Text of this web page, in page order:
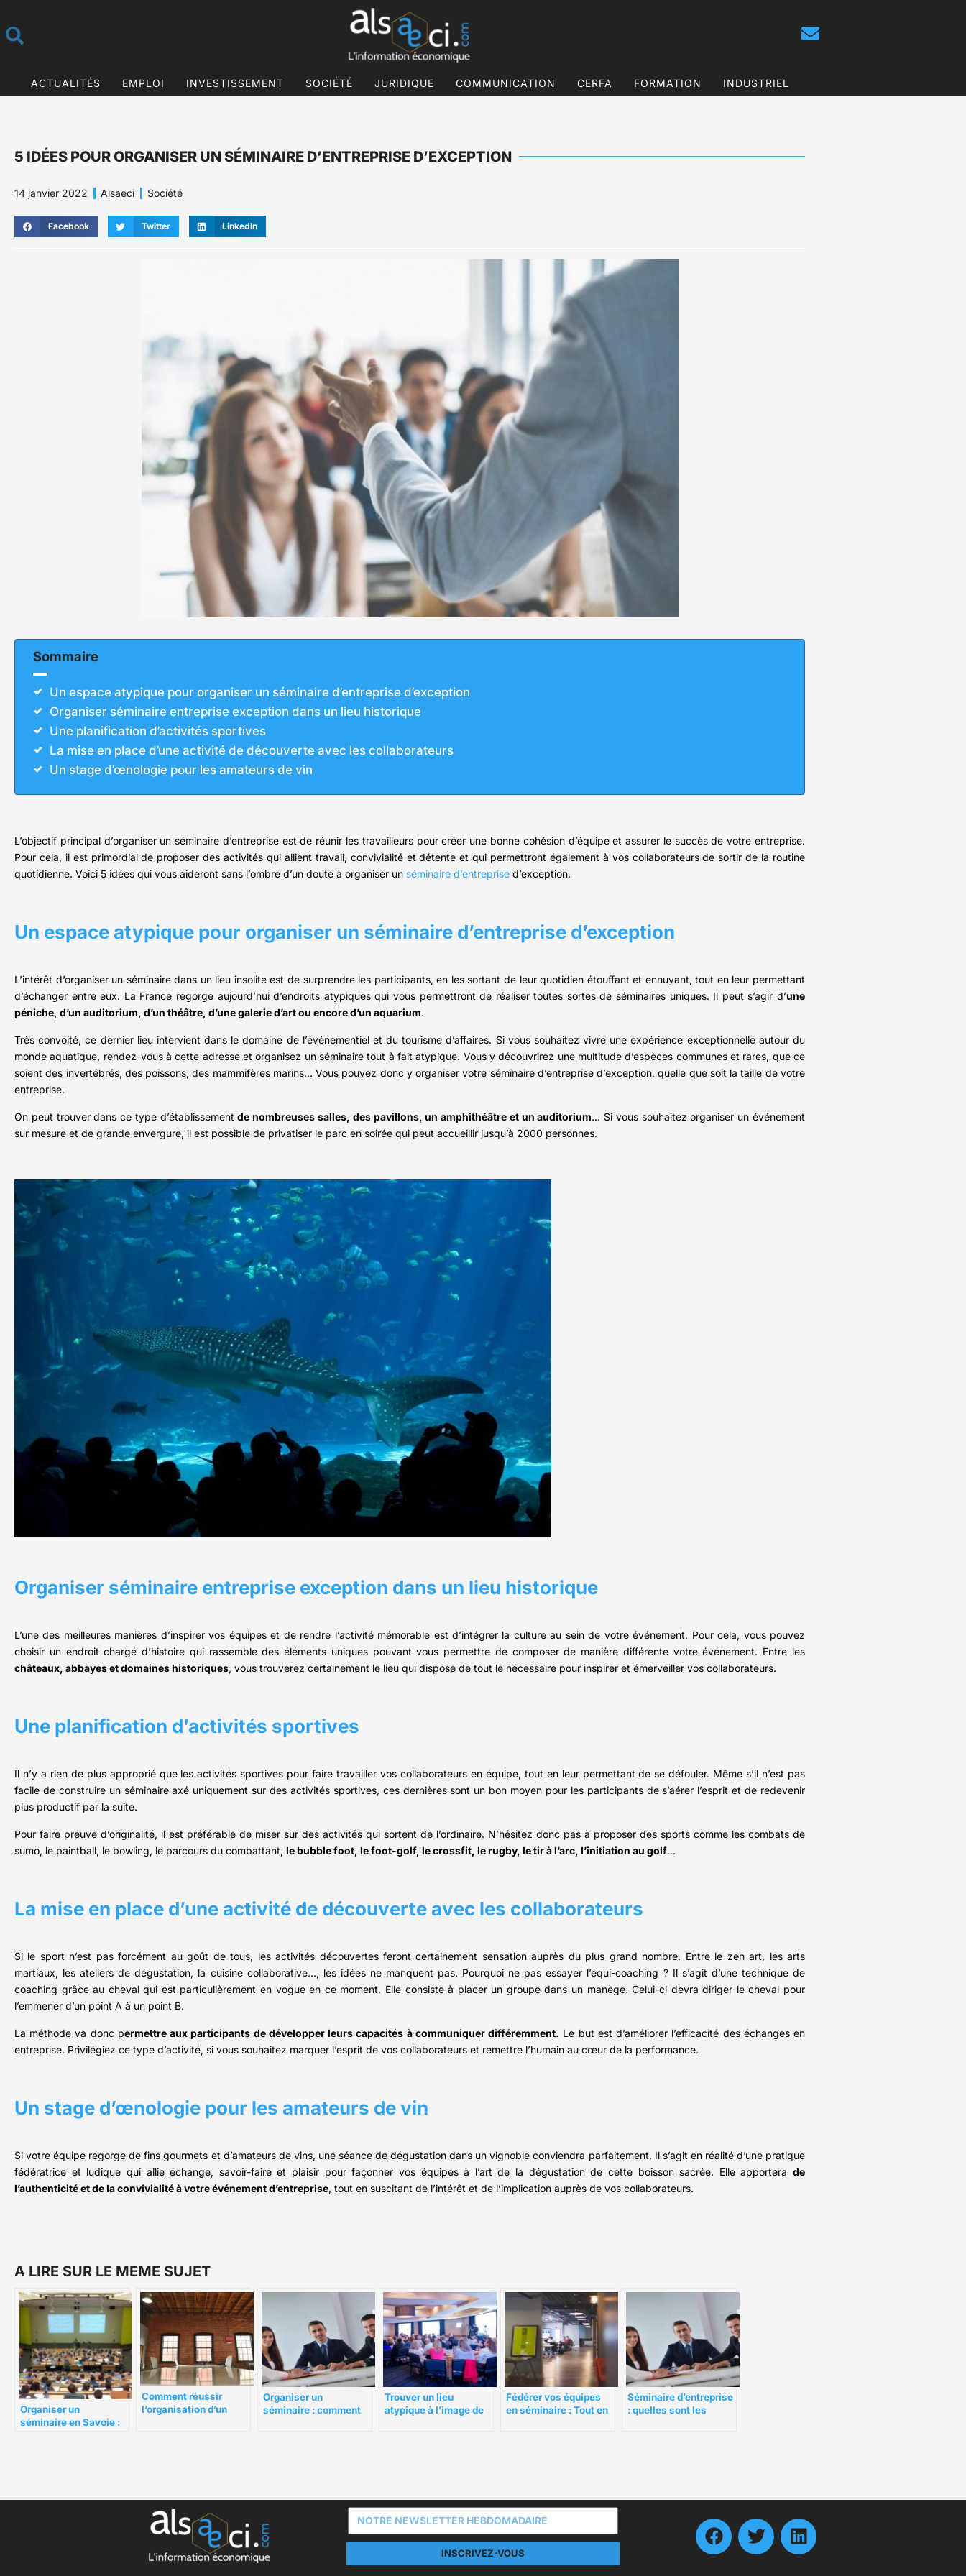
ACTUALITÉS EMPLOI INVESTISSEMENT SOCIÉTÉ JURIDIQUE COMMUNICATION CERFA FORMATION INDUSTRIEL
5 IDÉES POUR ORGANISER UN SÉMINAIRE D’ENTREPRISE D’EXCEPTION
14 janvier 2022 Alsaeci Société
Facebook Twitter LinkedIn
Sommaire
Un espace atypique pour organiser un séminaire d’entreprise d’exception
Organiser séminaire entreprise exception dans un lieu historique
Une planification d’activités sportives
La mise en place d’une activité de découverte avec les collaborateurs
Un stage d’œnologie pour les amateurs de vin
L’objectif principal d’organiser un séminaire d’entreprise est de réunir les travailleurs pour créer une bonne cohésion d’équipe et assurer le succès de votre entreprise.
Pour cela, il est primordial de proposer des activités qui allient travail, convivialité et détente et qui permettront également à vos collaborateurs de sortir de la routine
quotidienne. Voici 5 idées qui vous aideront sans l’ombre d’un doute à organiser un séminaire d’entreprise d’exception.
Un espace atypique pour organiser un séminaire d’entreprise d’exception
L’intérêt d’organiser un séminaire dans un lieu insolite est de surprendre les participants, en les sortant de leur quotidien étouffant et ennuyant, tout en leur permettant
d’échanger entre eux. La France regorge aujourd’hui d’endroits atypiques qui vous permettront de réaliser toutes sortes de séminaires uniques. Il peut s’agir d’une
péniche, d’un auditorium, d’un théâtre, d’une galerie d’art ou encore d’un aquarium.
Très convoité, ce dernier lieu intervient dans le domaine de l’événementiel et du tourisme d’affaires. Si vous souhaitez vivre une expérience exceptionnelle autour du
monde aquatique, rendez-vous à cette adresse et organisez un séminaire tout à fait atypique. Vous y découvrirez une multitude d’espèces communes et rares, que ce
soient des invertébrés, des poissons, des mammifères marins… Vous pouvez donc y organiser votre séminaire d’entreprise d’exception, quelle que soit la taille de votre
entreprise.
On peut trouver dans ce type d’établissementde nombreuses salles, des pavillons, un amphithéâtre et un auditorium… Si vous souhaitez organiser un événement
sur mesure et de grande envergure, il est possible de privatiser le parc en soirée qui peut accueillir jusqu’à 2000 personnes.
Organiser séminaire entreprise exception dans un lieu historique
L’une des meilleures manières d’inspirer vos équipes et de rendre l’activité mémorable est d’intégrer la culture au sein de votre événement. Pour cela, vous pouvez
choisir un endroit chargé d’histoire qui rassemble des éléments uniques pouvant vous permettre de composer de manière différente votre événement. Entre les
châteaux, abbayes et domaines historiques, vous trouverez certainement le lieu qui dispose de tout le nécessaire pour inspirer et émerveiller vos collaborateurs.
Une planification d’activités sportives
Il n’y a rien de plus approprié que les activités sportives pour faire travailler vos collaborateurs en équipe, tout en leur permettant de se défouler. Même s’il n’est pas
facile de construire un séminaire axé uniquement sur des activités sportives, ces dernières sont un bon moyen pour les participants de s’aérer l’esprit et de redevenir
plus productif par la suite.
Pour faire preuve d’originalité, il est préférable de miser sur des activités qui sortent de l’ordinaire. N’hésitez donc pas à proposer des sports comme les combats de
sumo, le paintball, le bowling, le parcours du combattant, le bubble foot, le foot-golf, le crossfit, le rugby, le tir à l’arc, l’initiation au golf…
La mise en place d’une activité de découverte avec les collaborateurs
Si le sport n’est pas forcément au goût de tous, les activités découvertes feront certainement sensation auprès du plus grand nombre. Entre le zen art, les arts
martiaux, les ateliers de dégustation, la cuisine collaborative…, les idées ne manquent pas. Pourquoi ne pas essayer l’équi-coaching ? Il s’agit d’une technique de
coaching grâce au cheval qui est particulièrement en vogue en ce moment. Elle consiste à placer un groupe dans un manège. Celui-ci devra diriger le cheval pour
l’emmener d’un point A à un point B.
La méthode va donc permettre aux participants de développer leurs capacités à communiquer différemment. Le but est d’améliorer l’efficacité des échanges en
entreprise. Privilégiez ce type d’activité, si vous souhaitez marquer l’esprit de vos collaborateurs et remettre l’humain au cœur de la performance.
Un stage d’œnologie pour les amateurs de vin
Si votre équipe regorge de fins gourmets et d’amateurs de vins, une séance de dégustation dans un vignoble conviendra parfaitement. Il s’agit en réalité d’une pratique
fédératrice et ludique qui allie échange, savoir-faire et plaisir pour façonner vos équipes à l’art de la dégustation de cette boisson sacrée. Elle apportera de
l’authenticité et de la convivialité à votre événement d’entreprise, tout en suscitant de l’intérêt et de l’implication auprès de vos collaborateurs.
A LIRE SUR LE MEME SUJET
Organiser un
séminaire en Savoie :
Comment réussir
l’organisation d’un
Organiser un
séminaire : comment
Trouver un lieu
atypique à l’image de
Fédérer vos équipes
en séminaire : Tout en
Séminaire d’entreprise
: quelles sont les
INSCRIVEZ-VOUS